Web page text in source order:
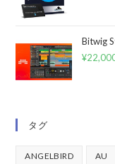
Bitwig
¥
タグ
ANGELBIRD AU